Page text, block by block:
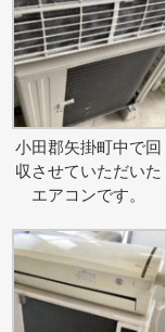
小田郡矢掛町中で回
収させていただいた
エアコンです。